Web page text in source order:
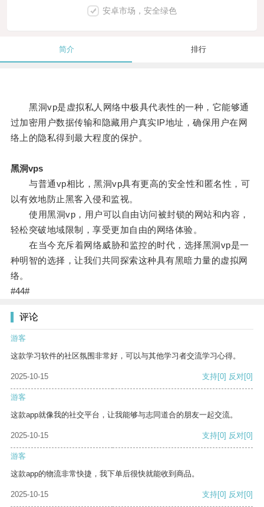
安卓市场，安全绿色
简介 排行
黑洞vp是虚拟私人网络中极具代表性的一种，它能够通
过加密用户数据传输和隐藏用户真实IP地址，确保用户在网
络上的隐私得到最大程度的保护。
黑洞vps
与普通vp相比，黑洞vp具有更高的安全性和匿名性，可
以有效地防止黑客入侵和监视。
使用黑洞vp，用户可以自由访问被封锁的网站和内容，
轻松突破地域限制，享受更加自由的网络体验。
在当今充斥着网络威胁和监控的时代，选择黑洞vp是一
种明智的选择，让我们共同探索这种具有黑暗力量的虚拟网
络。
#44#
评论
游客
这款学习软件的社区氛围非常好，可以与其他学习者交流学习心得。
2025-10-15 支持[0] 反对[0]
游客
这款app就像我的社交平台，让我能够与志同道合的朋友一起交流。
2025-10-15 支持[0] 反对[0]
游客
这款app的物流非常快捷，我下单后很快就能收到商品。
2025-10-15 支持[0] 反对[0]